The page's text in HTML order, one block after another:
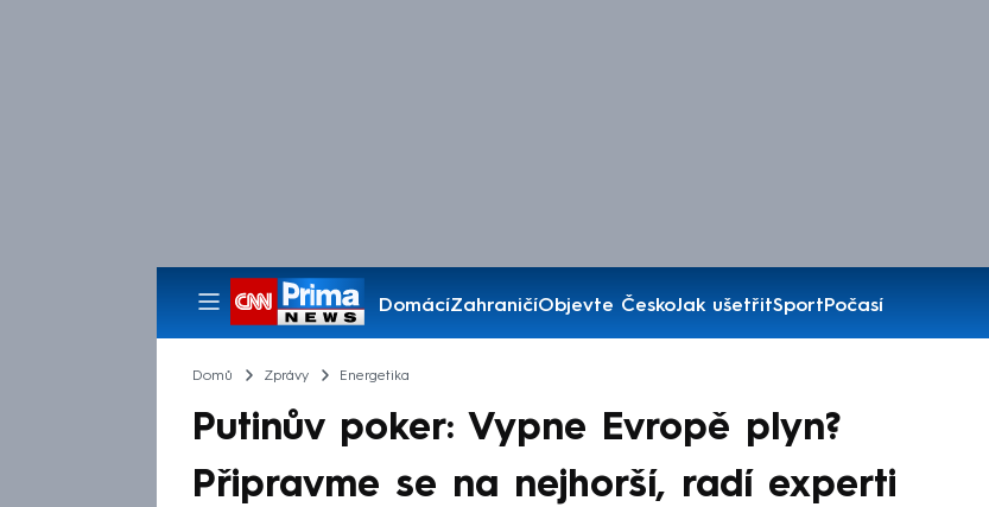
DomácíZahraničíObjevte ČeskoJak ušetřitSportPočasí
Pořady
Domů Zprávy Energetika
Putinův poker: Vypne Evropě plyn?
Připravme se na nejhorší, radí experti